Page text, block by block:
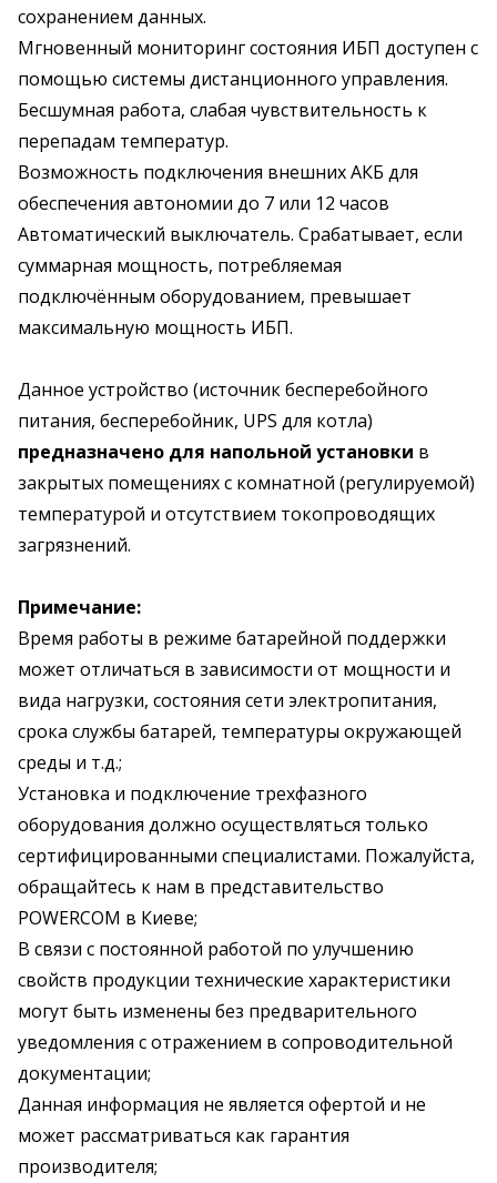
сохранением данных.
Мгновенный мониторинг состояния ИБП доступен с
помощью системы дистанционного управления.
Бесшумная работа, слабая чувствительность к
перепадам температур.
Возможность подключения внешних АКБ для
обеспечения автономии до 7 или 12 часов
Автоматический выключатель. Срабатывает, если
суммарная мощность, потребляемая
подключённым оборудованием, превышает
максимальную мощность ИБП.
Данное устройство (источник бесперебойного
питания, бесперебойник, UPS для котла)
предназначено для напольной установки в
закрытых помещениях с комнатной (регулируемой)
температурой и отсутствием токопроводящих
загрязнений.
Примечание:
Время работы в режиме батарейной поддержки
может отличаться в зависимости от мощности и
вида нагрузки, состояния сети электропитания,
срока службы батарей, температуры окружающей
среды и т.д.;
Установка и подключение трехфазного
оборудования должно осуществляться только
сертифицированными специалистами. Пожалуйста,
обращайтесь к нам в представительство
POWERCOM в Киеве;
В связи с постоянной работой по улучшению
свойств продукции технические характеристики
могут быть изменены без предварительного
уведомления с отражением в сопроводительной
документации;
Данная информация не является офертой и не
может рассматриваться как гарантия
производителя;